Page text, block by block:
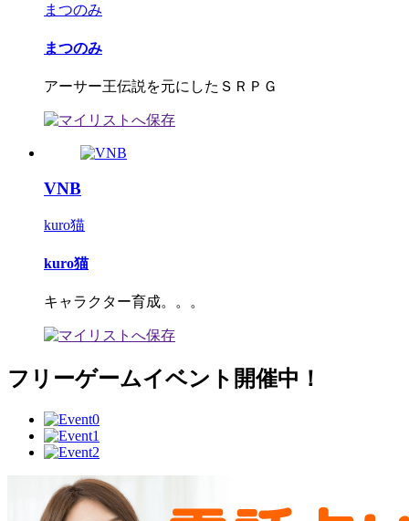
まつのみ
まつのみ
アーサー王伝説を元にしたＳＲＰＧ
VNB
kuro猫
kuro猫
キャラクター育成。。。
フリーゲームイベント開催中！